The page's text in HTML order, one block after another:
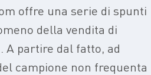
offre una serie di spunti
della vendita di
A partire dal fatto, ad
campione non frequenta